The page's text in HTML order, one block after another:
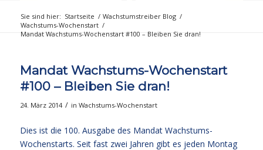
Sie sind hier: Startseite / Wachstumstreiber Blog /
Wachstums-Wochenstart /
Mandat Wachstums-Wochenstart #100 – Bleiben Sie dran!
Mandat Wachstums-Wochenstart
#100 – Bleiben Sie dran!
24. März 2014 / in Wachstums-Wochenstart
Dies ist die 100. Ausgabe des Mandat Wachstums-
Wochenstarts. Seit fast zwei Jahren gibt es jeden Montag